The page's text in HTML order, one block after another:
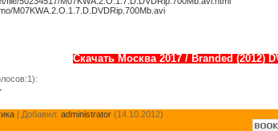
M07KWA.2.O.1.7.D.DVDRip.700Mb.avi
Скачать Москва 2017 / Branded (2012)
| Добавил: administrator (14.10.2012)